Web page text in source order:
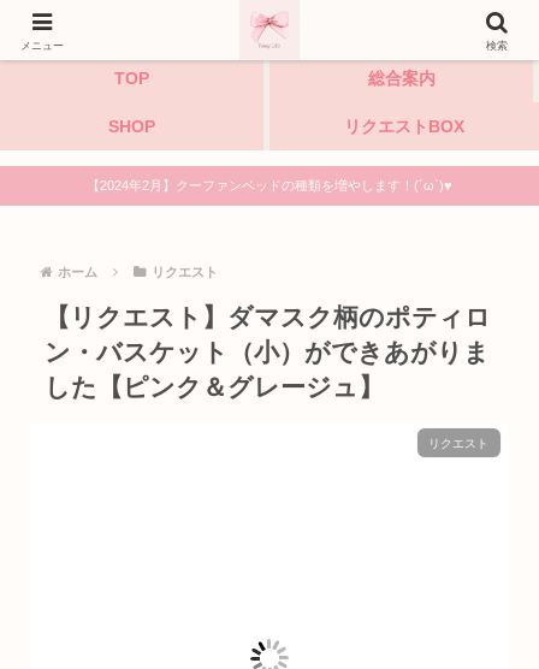
小型犬・猫・うさぎのハンドメイドペットベッド専門店
TOP 総合案内
SHOP リクエストBOX
【2024年2月】クーファンベッドの種類を増やします！(´ω`)♥
ホーム リクエスト
【リクエスト】ダマスク柄のポティロ
ン・バスケット（小）ができあがりま
した【ピンク＆グレージュ】
リクエスト
メニュー 検索